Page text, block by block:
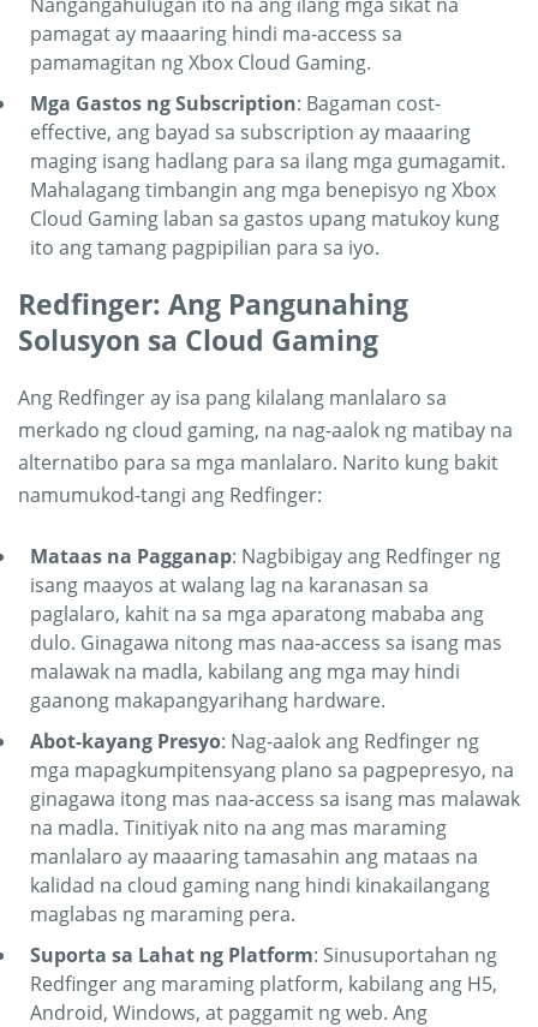
pamagat ay maaaring hindi ma-access sa
pamamagitan ng Xbox Cloud Gaming.
Mga Gastos ng Subscription: Bagaman cost-
effective, ang bayad sa subscription ay maaaring
maging isang hadlang para sa ilang mga gumagamit.
Mahalagang timbangin ang mga benepisyo ng Xbox
Cloud Gaming laban sa gastos upang matukoy kung
ito ang tamang pagpipilian para sa iyo.
Redfinger: Ang Pangunahing
Solusyon sa Cloud Gaming
Ang Redfinger ay isa pang kilalang manlalaro sa
merkado ng cloud gaming, na nag-aalok ng matibay na
alternatibo para sa mga manlalaro. Narito kung bakit
namumukod-tangi ang Redfinger:
Mataas na Pagganap: Nagbibigay ang Redfinger ng
isang maayos at walang lag na karanasan sa
paglalaro, kahit na sa mga aparatong mababa ang
dulo. Ginagawa nitong mas naa-access sa isang mas
malawak na madla, kabilang ang mga may hindi
gaanong makapangyarihang hardware.
Abot-kayang Presyo: Nag-aalok ang Redfinger ng
mga mapagkumpitensyang plano sa pagpepresyo, na
ginagawa itong mas naa-access sa isang mas malawak
na madla. Tinitiyak nito na ang mas maraming
manlalaro ay maaaring tamasahin ang mataas na
kalidad na cloud gaming nang hindi kinakailangang
maglabas ng maraming pera.
Suporta sa Lahat ng Platform: Sinusuportahan ng
Redfinger ang maraming platform, kabilang ang H5,
Android, Windows, at paggamit ng web. Ang